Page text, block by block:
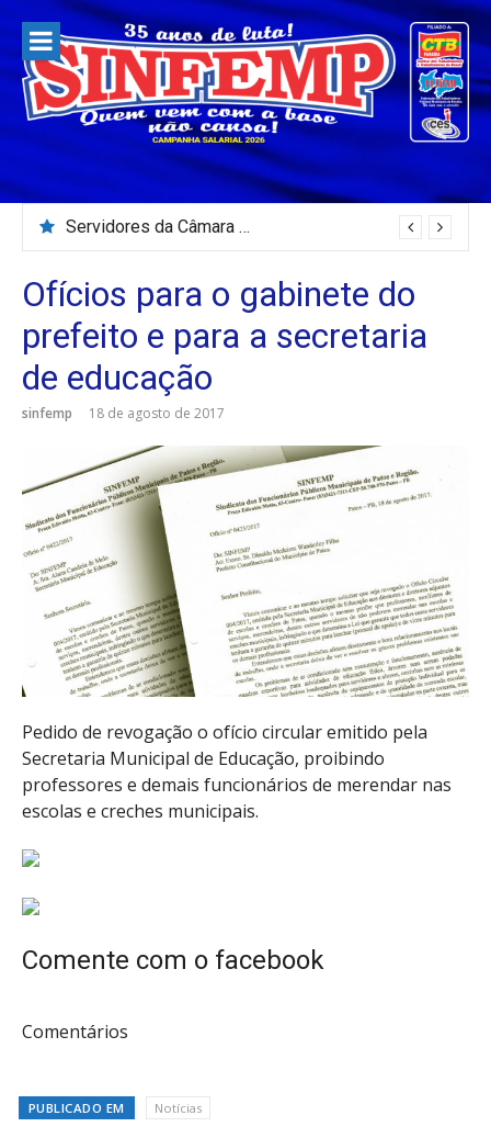
para
conteúdo
Servidores da Câmara Municipal de Patos paralisam e fazem protesto
Ofícios para o gabinete do
prefeito e para a secretaria
de educação
sinfemp 18 de agosto de 2017
Pedido de revogação o ofício circular emitido pela
Secretaria Municipal de Educação, proibindo
professores e demais funcionários de merendar nas
escolas e creches municipais.
Comente com o facebook
Comentários
PUBLICADO EM Notícias